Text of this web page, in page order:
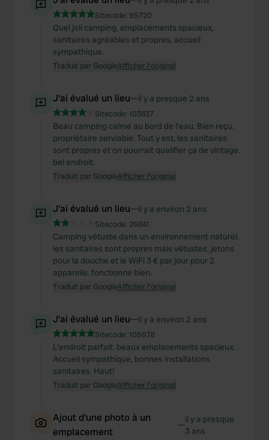
Sitecode: 95720
Quel joli camping, emplacements spacieux,
sanitaires agréables et propres, accueil
sympathique.
Traduit par GoogleAfficher l'original
J'ai évalué un lieu—il y a presque 2 ans
Sitecode: 103837
Beau camping calme au bord de l'eau. Bien reçu.
propriétaire serviable. Tout y est, les sanitaires
sont propres et on pourrait qualifier ça de vintage.
bel endroit.
Traduit par GoogleAfficher l'original
J'ai évalué un lieu—il y a environ 2 ans
Sitecode: 26841
Camping vétuste dans un environnement naturel.
les sanitaires sont propres mais vétustes. jetons
pour la douche et le WiFi 3 € par jour pour 2
appareils. fonctionne bien.
Traduit par GoogleAfficher l'original
J'ai évalué un lieu—il y a environ 2 ans
Sitecode: 105678
L'endroit parfait. beaux emplacements spacieux.
Accueil sympathique, bonnes installations
sanitaires. Haut!
Traduit par GoogleAfficher l'original
Ajout d'une photo à un
emplacement
—il y a presque
3 ans